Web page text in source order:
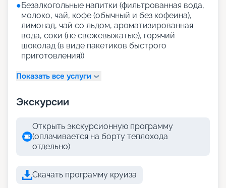
●Безалкогольные напитки (фильтрованная вода,
молоко, чай, кофе (обычный и без кофеина),
лимонад, чай со льдом, ароматизированная
вода, соки (не свежевыжатые), горячий
шоколад (в виде пакетиков быстрого
приготовления))
Показать все услуги
Экскурсии
Открыть экскурсионную программу
(оплачивается на борту теплохода
отдельно)
Скачать программу круиза